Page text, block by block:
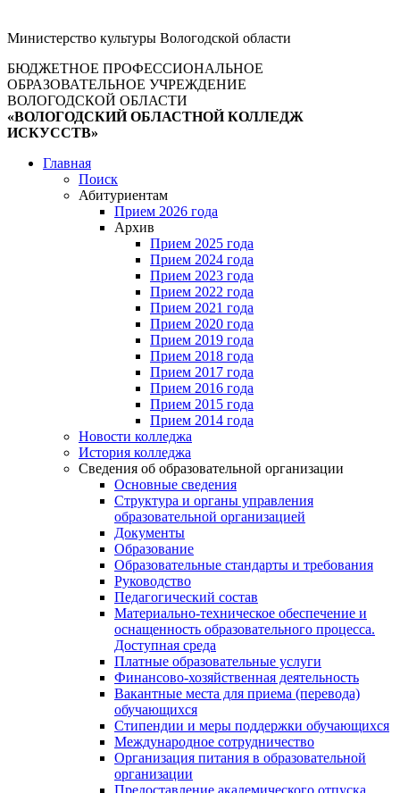
Министерство культуры Вологодской области
БЮДЖЕТНОЕ ПРОФЕССИОНАЛЬНОЕ
ОБРАЗОВАТЕЛЬНОЕ УЧРЕЖДЕНИЕ
ВОЛОГОДСКОЙ ОБЛАСТИ
«ВОЛОГОДСКИЙ ОБЛАСТНОЙ КОЛЛЕДЖ
ИСКУССТВ»
Главная
Поиск
Абитуриентам
Прием 2026 года
Архив
Прием 2025 года
Прием 2024 года
Прием 2023 года
Прием 2022 года
Прием 2021 года
Прием 2020 года
Прием 2019 года
Прием 2018 года
Прием 2017 года
Прием 2016 года
Прием 2015 года
Прием 2014 года
Новости колледжа
История колледжа
Сведения об образовательной организации
Основные сведения
Структура и органы управления
образовательной организацией
Документы
Образование
Образовательные стандарты и требования
Руководство
Педагогический состав
Материально-техническое обеспечение и
оснащенность образовательного процесса.
Доступная среда
Платные образовательные услуги
Финансово-хозяйственная деятельность
Вакантные места для приема (перевода)
обучающихся
Стипендии и меры поддержки обучающихся
Международное сотрудничество
Организация питания в образовательной
организации
Предоставление академического отпуска